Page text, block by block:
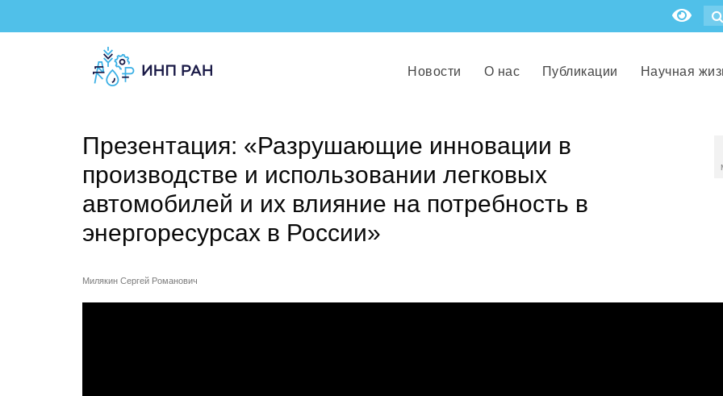
Новости О нас Публикации Научная
Презентация: «Разрушающие инновации в
производстве и использовании легковых
автомобилей и их влияние на потребность в
энергоресурсах в России»
Милякин Сергей Романович